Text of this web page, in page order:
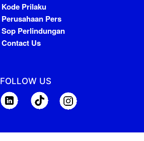
Kode Prilaku
Perusahaan Pers
Sop Perlindungan
Contact Us
FOLLOW US